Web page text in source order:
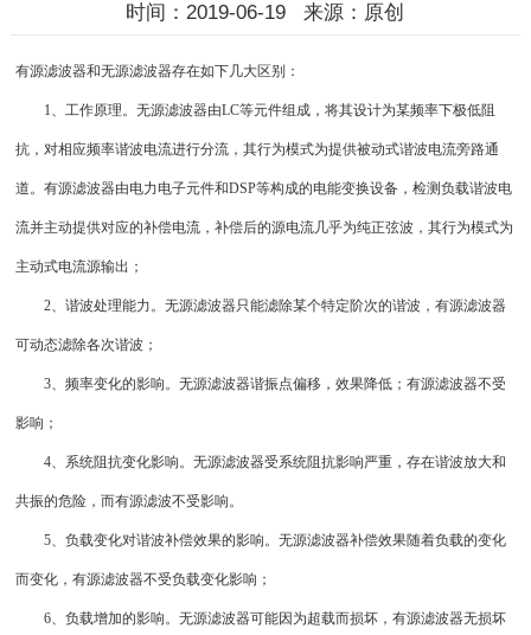
时间：2019-06-19 来源：原创
有源滤波器和无源滤波器存在如下几大区别：
1、工作原理。无源滤波器由LC等元件组成，将其设计为某频率下极低阻
抗，对相应频率谐波电流进行分流，其行为模式为提供被动式谐波电流旁路通
道。有源滤波器由电力电子元件和DSP等构成的电能变换设备，检测负载谐波电
流并主动提供对应的补偿电流，补偿后的源电流几乎为纯正弦波，其行为模式为
主动式电流源输出；
2、谐波处理能力。无源滤波器只能滤除某个特定阶次的谐波，有源滤波器
可动态滤除各次谐波；
3、频率变化的影响。无源滤波器谐振点偏移，效果降低；有源滤波器不受
影响；
4、系统阻抗变化影响。无源滤波器受系统阻抗影响严重，存在谐波放大和
共振的危险，而有源滤波不受影响。
5、负载变化对谐波补偿效果的影响。无源滤波器补偿效果随着负载的变化
而变化，有源滤波器不受负载变化影响；
6、负载增加的影响。无源滤波器可能因为超载而损坏，有源滤波器无损坏